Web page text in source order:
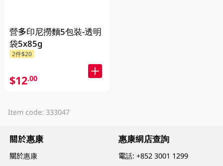
營多印尼撈麵5包裝-透明
袋5x85g
2件$20
$12.00
Item code: 333047
關於惠康
關於惠康
惠康網店查詢
電話:+852 3001 1299